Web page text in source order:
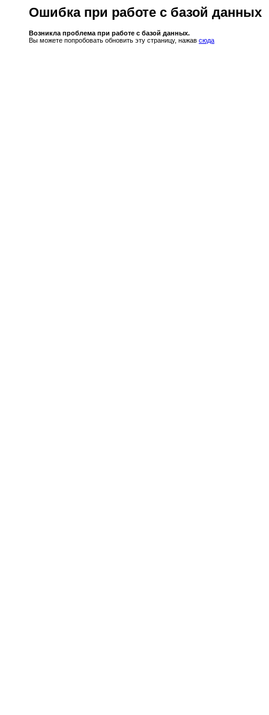
Ошибка при работе с базой данных
Возникла проблема при работе с базой данных.
Вы можете попробовать обновить эту страницу, нажав сюда